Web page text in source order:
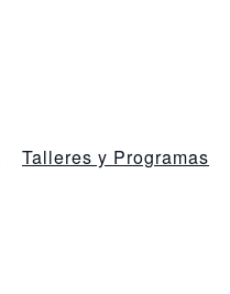
Talleres y Programas